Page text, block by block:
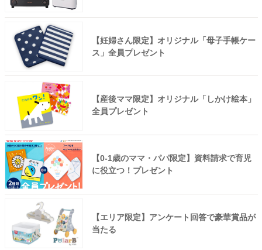
【妊婦さん限定】オリジナル「母子手帳ケー
ス」全員プレゼント
【産後ママ限定】オリジナル「しかけ絵本」
全員プレゼント
【0-1歳のママ・パパ限定】資料請求で育児
に役立つ！プレゼント
【エリア限定】アンケート回答で豪華賞品が
当たる